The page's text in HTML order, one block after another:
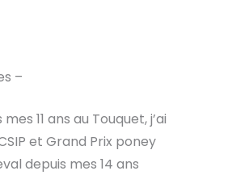
–
11 ans au Touquet, j’ai
et Grand Prix poney
depuis mes 14 ans